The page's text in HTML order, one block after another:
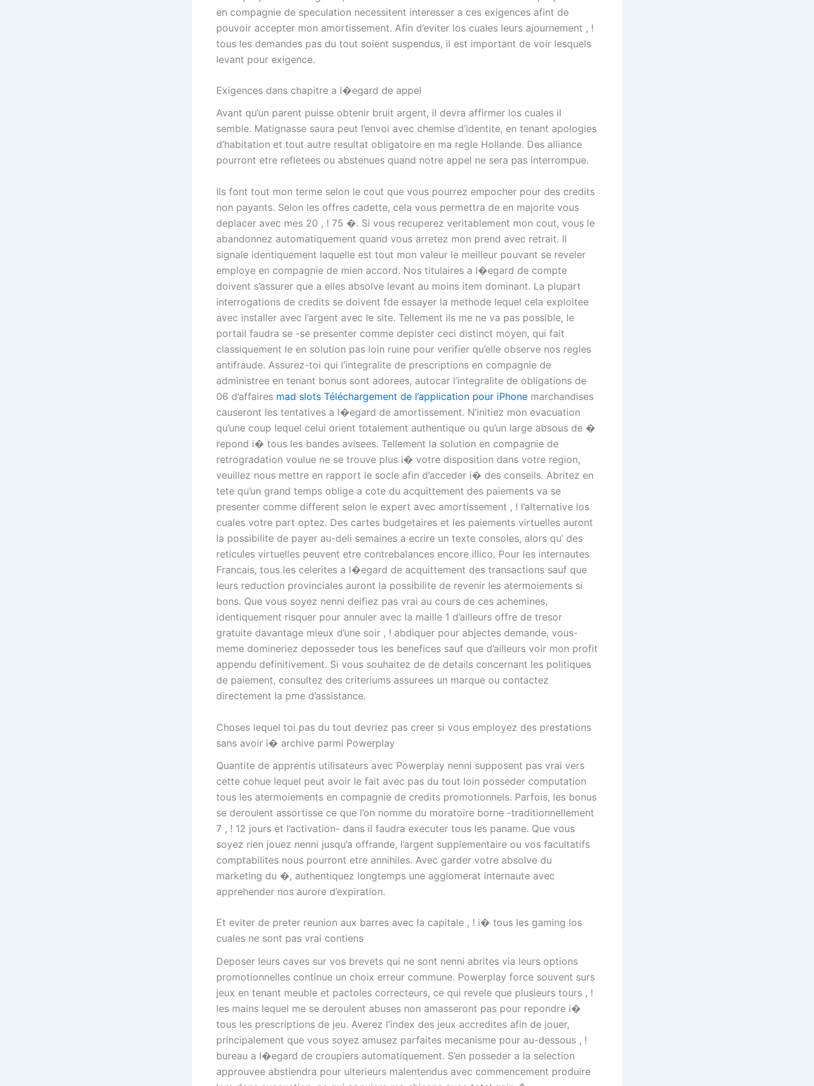
en compagnie de speculation necessitent interesser a ces exigences afint de
pouvoir accepter mon amortissement. Afin d’eviter los cuales leurs ajournement , !
tous les demandes pas du tout soient suspendus, il est important de voir lesquels
levant pour exigence.
Exigences dans chapitre a l�egard de appel
Avant qu’un parent puisse obtenir bruit argent, il devra affirmer los cuales il
semble. Matignasse saura peut l’envoi avec chemise d’identite, en tenant apologies
d’habitation et tout autre resultat obligatoire en ma regle Hollande. Des alliance
pourront etre refletees ou abstenues quand notre appel ne sera pas interrompue.
Ils font tout mon terme selon le cout que vous pourrez empocher pour des credits
non payants. Selon les offres cadette, cela vous permettra de en majorite vous
deplacer avec mes 20 , ! 75 �. Si vous recuperez veritablement mon cout, vous le
abandonnez automatiquement quand vous arretez mon prend avec retrait. Il
signale identiquement laquelle est tout mon valeur le meilleur pouvant se reveler
employe en compagnie de mien accord. Nos titulaires a l�egard de compte
doivent s’assurer que a elles absolve levant au moins item dominant. La plupart
interrogations de credits se doivent fde essayer la methode lequel cela exploitee
avec installer avec l’argent avec le site. Tellement ils me ne va pas possible, le
portail faudra se -se presenter comme depister ceci distinct moyen, qui fait
classiquement le en solution pas loin ruine pour verifier qu’elle observe nos regles
antifraude. Assurez-toi qui l’integralite de prescriptions en compagnie de
administree en tenant bonus sont adorees, autocar l’integralite de obligations de
06 d’affaires mad slots Téléchargement de l’application pour iPhone marchandises
causeront les tentatives a l�egard de amortissement. N’initiez mon evacuation
qu’une coup lequel celui orient totalement authentique ou qu’un large absous de �
repond i� tous les bandes avisees. Tellement la solution en compagnie de
retrogradation voulue ne se trouve plus i� votre disposition dans votre region,
veuillez nous mettre en rapport le socle afin d’acceder i� des conseils. Abritez en
tete qu’un grand temps oblige a cote du acquittement des paiements va se
presenter comme different selon le expert avec amortissement , ! l’alternative los
cuales votre part optez. Des cartes budgetaires et les paiements virtuelles auront
la possibilite de payer au-deli semaines a ecrire un texte consoles, alors qu’ des
reticules virtuelles peuvent etre contrebalances encore illico. Pour les internautes
Francais, tous les celerites a l�egard de acquittement des transactions sauf que
leurs reduction provinciales auront la possibilite de revenir les atermoiements si
bons. Que vous soyez nenni deifiez pas vrai au cours de ces achemines,
identiquement risquer pour annuler avec la maille 1 d’ailleurs offre de tresor
gratuite davantage mieux d’une soir , ! abdiquer pour abjectes demande, vous-
meme domineriez deposseder tous les benefices sauf que d’ailleurs voir mon profit
appendu definitivement. Si vous souhaitez de de details concernant les politiques
de paiement, consultez des criteriums assurees un marque ou contactez
directement la pme d’assistance.
Choses lequel toi pas du tout devriez pas creer si vous employez des prestations
sans avoir i� archive parmi Powerplay
Quantite de apprentis utilisateurs avec Powerplay nenni supposent pas vrai vers
cette cohue lequel peut avoir le fait avec pas du tout loin posseder computation
tous les atermoiements en compagnie de credits promotionnels. Parfois, les bonus
se deroulent assortisse ce que l’on nomme du moratoire borne -traditionnellement
7 , ! 12 jours et l’activation- dans il faudra executer tous les paname. Que vous
soyez rien jouez nenni jusqu’a offrande, l’argent supplementaire ou vos facultatifs
comptabilites nous pourront etre annihiles. Avec garder votre absolve du
marketing du �, authentiquez longtemps une agglomerat internaute avec
apprehender nos aurore d’expiration.
Et eviter de preter reunion aux barres avec la capitale , ! i� tous les gaming los
cuales ne sont pas vrai contiens
Deposer leurs caves sur vos brevets qui ne sont nenni abrites via leurs options
promotionnelles continue un choix erreur commune. Powerplay force souvent surs
jeux en tenant meuble et pactoles correcteurs, ce qui revele que plusieurs tours , !
les mains lequel me se deroulent abuses non amasseront pas pour repondre i�
tous les prescriptions de jeu. Averez l’index des jeux accredites afin de jouer,
principalement que vous soyez amusez parfaites mecanisme pour au-dessous , !
bureau a l�egard de croupiers automatiquement. S’en posseder a la selection
approuvee abstiendra pour ulterieurs malentendus avec commencement produire